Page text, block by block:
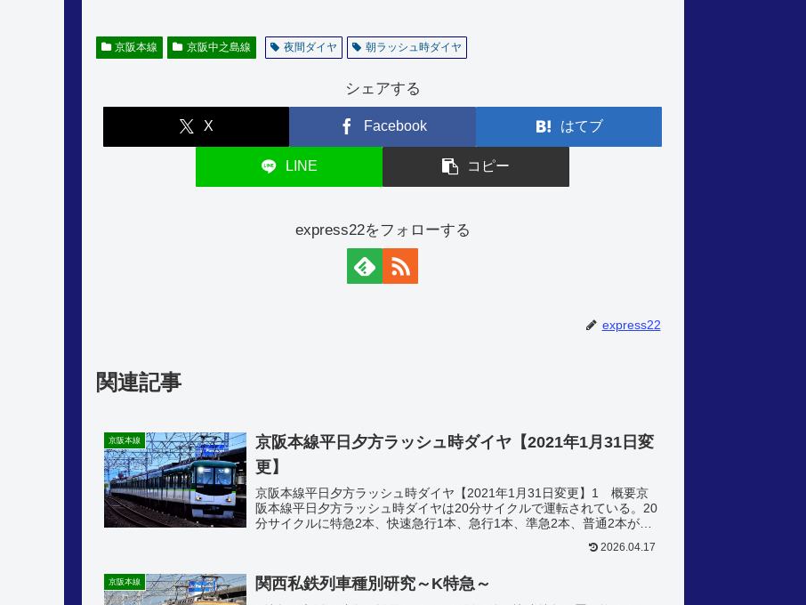
京阪本線 京阪中之島線 夜間ダイヤ 朝ラッシュ時ダイヤ
シェアする
X Facebook はてブ
LINE コピー
express22をフォローする
express22
関連記事
京阪本線
京阪本線平日夕方ラッシュ時ダイヤ【2021年1月31日変
更】
京阪本線平日夕方ラッシュ時ダイヤ【2021年1月31日変更】1 概要京
阪本線平日夕方ラッシュ時ダイヤは20分サイクルで運転されている。20
分サイクルに特急2本、快速急行1本、急行1本、準急2本、普通2本が運
2026.04.17
京阪本線 関西私鉄列車種別研究～K特急～